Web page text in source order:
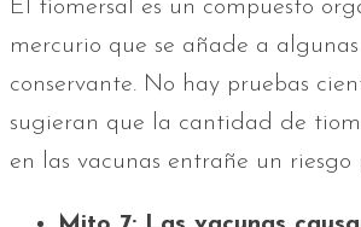
El tiomersal es un compuesto
mercurio que se añade a
conservante. No hay pruebas
sugieran que la cantidad de
en las vacunas entrañe un riesgo